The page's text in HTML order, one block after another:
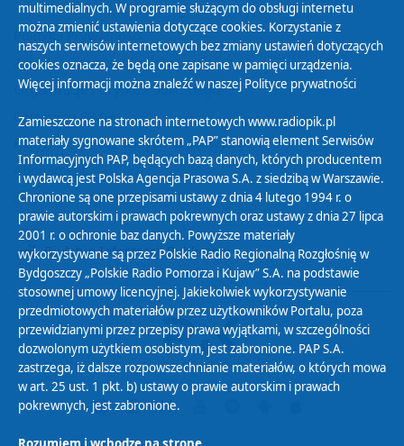
Polityka Prywatności
Zasady korzystania z Serwisu
Organizacje Pożytku Publicznego
Cyfryzacja DAB+
Polityka ochrony danych osobowych
Abonament
Zamówienia publiczne
Biuletyn Informacji Publicznej
multimedialnych. W programie służącym do obsługi internetu
można zmienić ustawienia dotyczące cookies. Korzystanie z
naszych serwisów internetowych bez zmiany ustawień dotyczących
cookies oznacza, że będą one zapisane w pamięci urządzenia.
Więcej informacji można znaleźć w naszej Polityce prywatności
Zamieszczone na stronach internetowych www.radiopik.pl
materiały sygnowane skrótem „PAP” stanowią element Serwisów
Informacyjnych PAP, będących bazą danych, których producentem
i wydawcą jest Polska Agencja Prasowa S.A. z siedzibą w Warszawie.
Chronione są one przepisami ustawy z dnia 4 lutego 1994 r. o
prawie autorskim i prawach pokrewnych oraz ustawy z dnia 27 lipca
2001 r. o ochronie baz danych. Powyższe materiały
wykorzystywane są przez Polskie Radio Regionalną Rozgłośnię w
Bydgoszczy „Polskie Radio Pomorza i Kujaw” S.A. na podstawie
stosownej umowy licencyjnej. Jakiekolwiek wykorzystywanie
przedmiotowych materiałów przez użytkowników Portalu, poza
przewidzianymi przez przepisy prawa wyjątkami, w szczególności
dozwolonym użytkiem osobistym, jest zabronione. PAP S.A.
zastrzega, iż dalsze rozpowszechnianie materiałów, o których mowa
w art. 25 ust. 1 pkt. b) ustawy o prawie autorskim i prawach
pokrewnych, jest zabronione.